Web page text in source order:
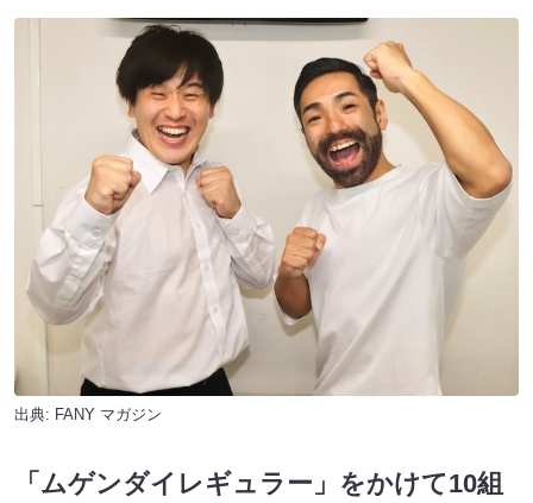
出典: FANY マガジン
「ムゲンダイレギュラー」をかけて10組